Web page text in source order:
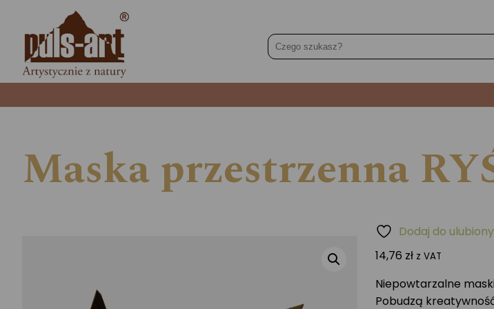
Maska przestrzenna
14,76 zł z VAT
Niepowtarzalne
Pobudzą
Dodaj do